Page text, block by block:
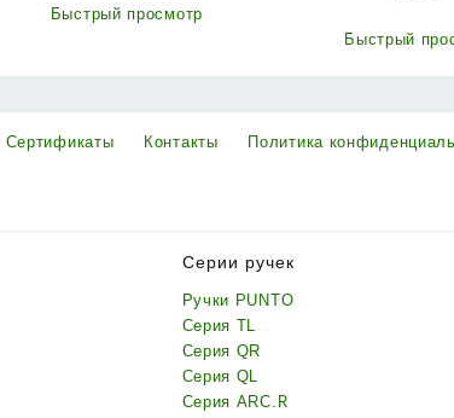
Быстрый просмотр
Быстрый
Сертификаты Контакты Политика
Серии ручек
Ручки PUNTO
Серия TL
Серия QR
Серия QL
Серия ARC.R